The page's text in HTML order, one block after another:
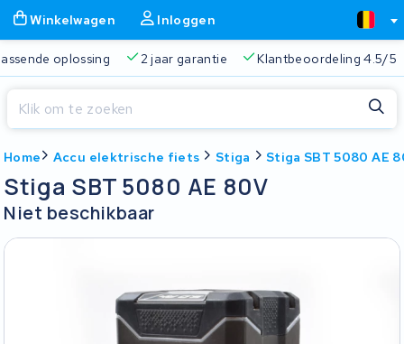
Winkelwagen Inloggen
oplossing 2 jaar garantie Klantbeoordeling 4.5/5
Home Accu elektrische fiets Stiga Stiga SBT 5080 AE
Stiga SBT 5080 AE 80V
Niet beschikbaarJe winkelwagen is leeg.
Sluiten
Begin te typen in de zoekbalk om te zoeken